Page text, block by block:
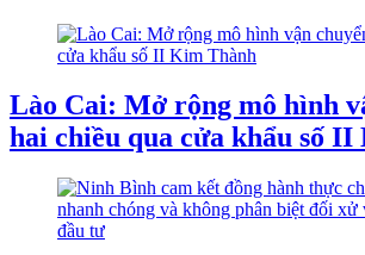
Lào Cai: Mở rộng mô hình
hai chiều qua cửa khẩu số